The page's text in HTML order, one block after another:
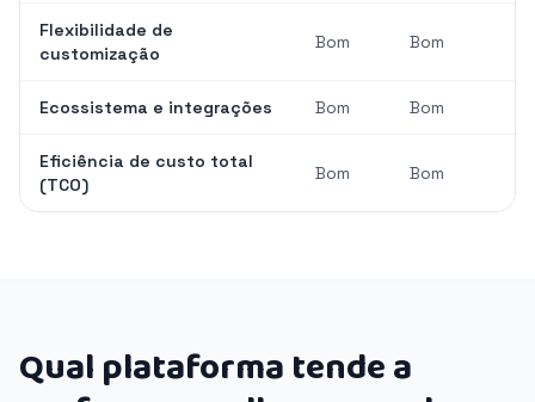
Flexibilidade de
customização
Bom Bom
Ecossistema e integrações Bom Bom
Eficiência de custo total
(TCO)
Bom Bom
Qual plataforma tende a